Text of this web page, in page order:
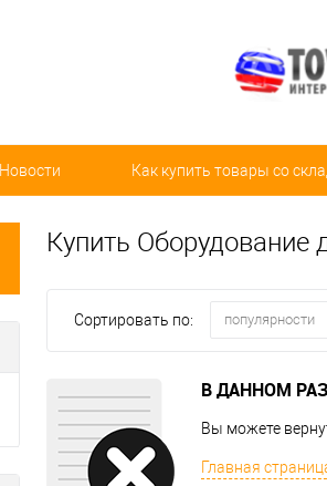
Новости Как купить товары со
Купить Оборудование
Сортировать по: популярности
В ДАННОМ
Вы можете
Главная